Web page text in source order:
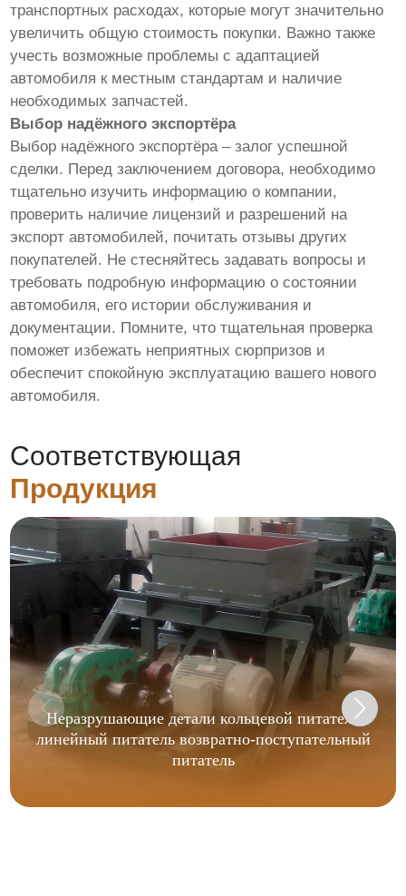
транспортных расходах, которые могут значительно
увеличить общую стоимость покупки. Важно также
учесть возможные проблемы с адаптацией
автомобиля к местным стандартам и наличие
необходимых запчастей.
Выбор надёжного экспортёра
Выбор надёжного экспортёра – залог успешной
сделки. Перед заключением договора, необходимо
тщательно изучить информацию о компании,
проверить наличие лицензий и разрешений на
экспорт автомобилей, почитать отзывы других
покупателей. Не стесняйтесь задавать вопросы и
требовать подробную информацию о состоянии
автомобиля, его истории обслуживания и
документации. Помните, что тщательная проверка
поможет избежать неприятных сюрпризов и
обеспечит спокойную эксплуатацию вашего нового
автомобиля.
Соответствующая
Продукция
Неразрушающие детали кольцевой питатель
линейный питатель возвратно-поступательный
питатель